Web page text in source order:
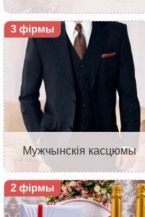
3 фірмы
Мужчынскія касцюмы
2 фірмы